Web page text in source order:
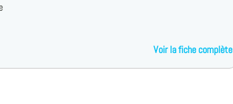
Voir la fiche complète